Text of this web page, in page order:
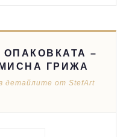
–
ГРИЖА
детайлите от StefArt